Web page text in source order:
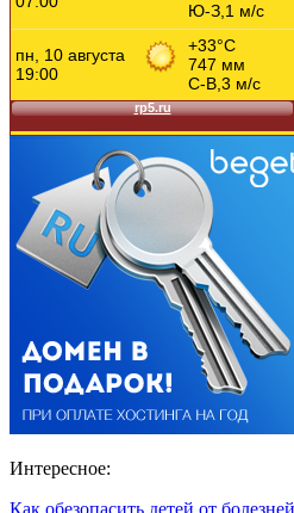
Интересное:
Как обезопасить детей от